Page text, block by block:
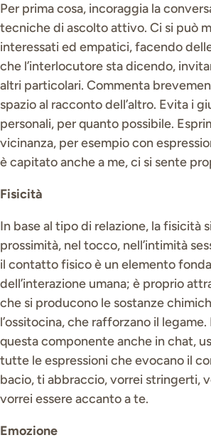
Per prima cosa, incoraggia la
tecniche di ascolto attivo. Ci si può
interessati ed empatici, facendo
che l’interlocutore sta dicendo,
altri particolari. Commenta
spazio al racconto dell’altro. Evita i
personali, per quanto possibile.
vicinanza, per esempio con
è capitato anche a me, ci si sente
Fisicità
In base al tipo di relazione, la fisicità
prossimità, nel tocco, nell’intimità
il contatto fisico è un elemento
dell’interazione umana; è proprio
che si producono le sostanze
l’ossitocina, che rafforzano il
questa componente anche in chat,
tutte le espressioni che evocano il
bacio, ti abbraccio, vorrei stringerti,
vorrei essere accanto a te.
Emozione